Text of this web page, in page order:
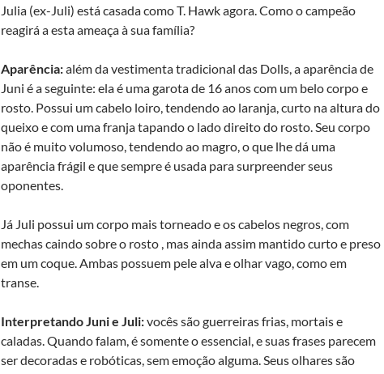
Julia (ex-Juli) está casada como T. Hawk agora. Como o campeão
reagirá a esta ameaça à sua família?
Aparência:além da vestimenta tradicional das Dolls, a aparência de
Juni é a seguinte: ela é uma garota de 16 anos com um belo corpo e
rosto. Possui um cabelo loiro, tendendo ao laranja, curto na altura do
queixo e com uma franja tapando o lado direito do rosto. Seu corpo
não é muito volumoso, tendendo ao magro, o que lhe dá uma
aparência frágil e que sempre é usada para surpreender seus
oponentes.
Já Juli possui um corpo mais torneado e os cabelos negros, com
mechas caindo sobre o rosto , mas ainda assim mantido curto e preso
em um coque. Ambas possuem pele alva e olhar vago, como em
transe.
Interpretando Juni e Juli:vocês são guerreiras frias, mortais e
caladas. Quando falam, é somente o essencial, e suas frases parecem
ser decoradas e robóticas, sem emoção alguma. Seus olhares são